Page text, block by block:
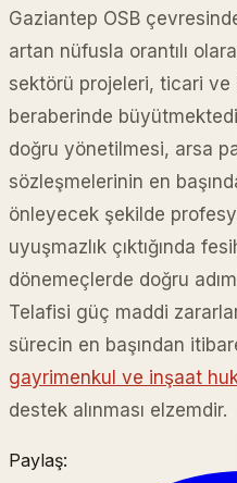
Gaziantep OSB
artan nüfusla orantılı
sektörü projeleri, ticari ve
beraberinde
doğru yönetilmesi, arsa
sözleşmelerinin en
önleyecek şekilde
uyuşmazlık çıktığında
dönemeçlerde doğru
Telafisi güç maddi
sürecin en başından
gayrimenkul ve inşaat
destek alınması elzemdir.
Paylaş: